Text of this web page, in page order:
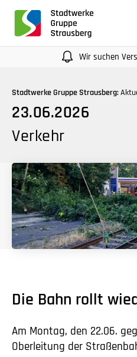
Screenreader
oder
Tabulatorentaste:
Überspringen
der
Hauptnavigation
Wir suchen
Stadtwerke Gruppe Strausberg:
23.06.2026
Verkehr
Die Bahn rollt
Am Montag, den 22.06.
Oberleitung der